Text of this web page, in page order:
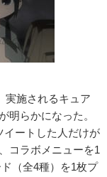
実施されるキュア
明らかになった。
イートした人だけが
コラボメニューを1
（全4種）を1枚プ